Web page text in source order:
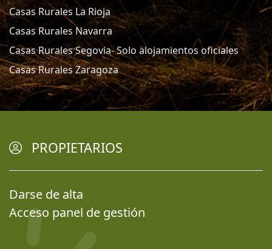
Casas Rurales La Rioja
Casas Rurales Navarra
Casas Rurales Segovia- Solo alojamientos oficiales
Casas Rurales Zaragoza
PROPIETARIOS
Darse de alta
Acceso panel de gestión